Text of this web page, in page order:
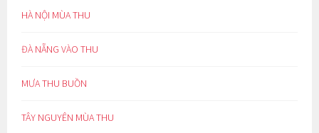
HÀ NỘI MÙA THU
ĐÀ NẴNG VÀO THU
MƯA THU BUỒN
TÂY NGUYÊN MÙA THU